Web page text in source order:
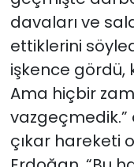
davaları ve
ettiklerini
işkence gördü,
Ama hiçbir
vazgeçmedik.”
çıkar hareketi